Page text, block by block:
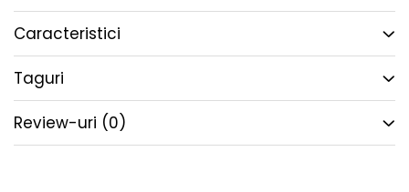
Caracteristici
Taguri
Review-uri (0)